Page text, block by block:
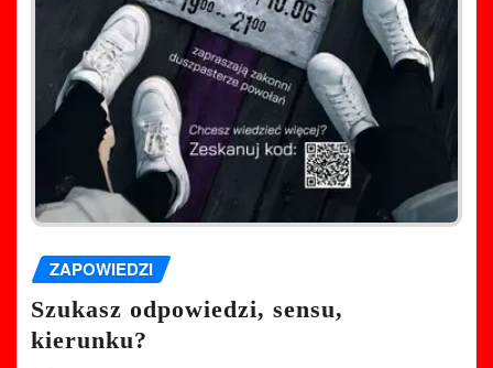
ZAPOWIEDZI
Szukasz odpowiedzi, sensu,
kierunku?